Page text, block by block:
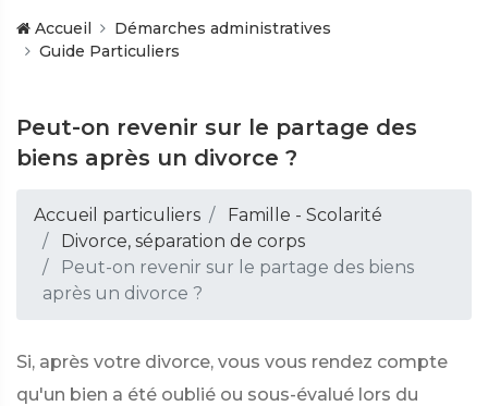
Accueil
Démarches administratives
Guide Particuliers
Peut-on revenir sur le partage des
biens après un divorce ?
Accueil particuliers
Famille - Scolarité
Divorce, séparation de corps
Peut-on revenir sur le partage des biens
après un divorce ?
Si, après votre divorce, vous vous rendez compte
qu'un bien a été oublié ou sous-évalué lors du